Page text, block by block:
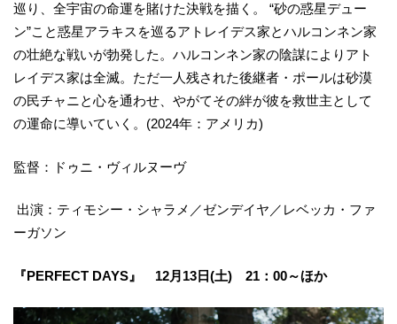
巡り、全宇宙の命運を賭けた決戦を描く。 “砂の惑星デュー
ン”こと惑星アラキスを巡るアトレイデス家とハルコンネン家
の壮絶な戦いが勃発した。ハルコンネン家の陰謀によりアト
レイデス家は全滅。ただ一人残された後継者・ポールは砂漠
の民チャニと心を通わせ、やがてその絆が彼を救世主として
の運命に導いていく。(2024年：アメリカ)
監督：ドゥニ・ヴィルヌーヴ
出演：ティモシー・シャラメ／ゼンデイヤ／レベッカ・ファ
ーガソン
『PERFECT DAYS』 12月13日(土) 21：00～ほか